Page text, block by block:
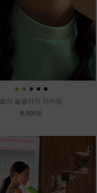
● ● ● ● ●
컬러 볼클러치 이어링
8,000원